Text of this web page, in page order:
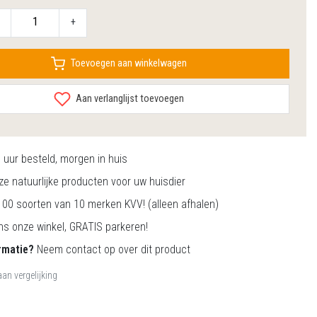
+
Toevoegen aan winkelwagen
Aan verlanglijst toevoegen
uur besteld, morgen in huis
natuurlijke producten voor uw huisdier
soorten van 10 merken KVV! (alleen afhalen)
onze winkel, GRATIS parkeren!
Neem contact op over dit product
vergelijking